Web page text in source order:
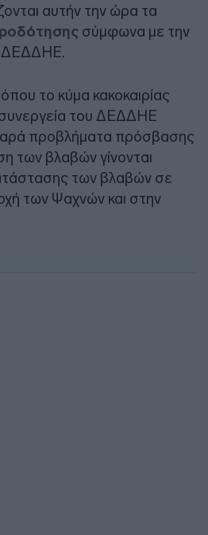
αυτήν την ώρα τα
σύμφωνα με την
ΔΕΔΔΗΕ.
το κύμα κακοκαιρίας
συνεργεία του ΔΕΔΔΗΕ
προβλήματα πρόσβασης
των βλαβών γίνονται
των βλαβών σε
των Ψαχνών και στην